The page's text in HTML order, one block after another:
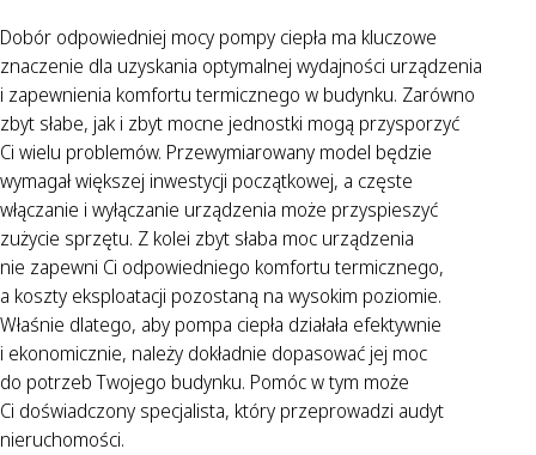
Dobór odpowiedniej mocy pompy ciepła ma kluczowe
znaczenie dla uzyskania optymalnej wydajności urządzenia
i zapewnienia komfortu termicznego w budynku. Zarówno
zbyt słabe, jak i zbyt mocne jednostki mogą przysporzyć
Ci wielu problemów. Przewymiarowany model będzie
wymagał większej inwestycji początkowej, a częste
włączanie i wyłączanie urządzenia może przyspieszyć
zużycie sprzętu. Z kolei zbyt słaba moc urządzenia
nie zapewni Ci odpowiedniego komfortu termicznego,
a koszty eksploatacji pozostaną na wysokim poziomie.
Właśnie dlatego, aby pompa ciepła działała efektywnie
i ekonomicznie, należy dokładnie dopasować jej moc
do potrzeb Twojego budynku. Pomóc w tym może
Ci doświadczony specjalista, który przeprowadzi audyt
nieruchomości.